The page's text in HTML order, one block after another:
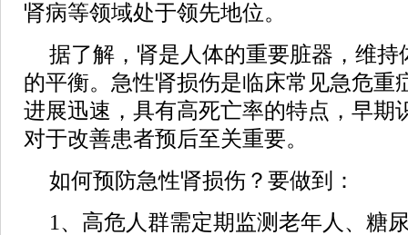
肾病等领域处于领先地位。
据了解，肾是人体的重要脏器，维
的平衡。急性肾损伤是临床常见急危重
进展迅速，具有高死亡率的特点，早期
对于改善患者预后至关重要。
如何预防急性肾损伤？要做到：
1、高危人群需定期监测老年人、糖